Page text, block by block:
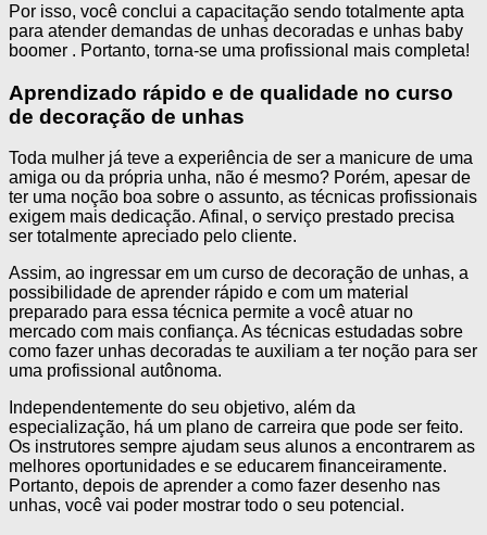
Por isso, você conclui a capacitação sendo totalmente apta
para atender demandas de unhas decoradas e unhas baby
boomer . Portanto, torna-se uma profissional mais completa!
Aprendizado rápido e de qualidade no curso
de decoração de unhas
Toda mulher já teve a experiência de ser a manicure de uma
amiga ou da própria unha, não é mesmo? Porém, apesar de
ter uma noção boa sobre o assunto, as técnicas profissionais
exigem mais dedicação. Afinal, o serviço prestado precisa
ser totalmente apreciado pelo cliente.
Assim, ao ingressar em um curso de decoração de unhas, a
possibilidade de aprender rápido e com um material
preparado para essa técnica permite a você atuar no
mercado com mais confiança. As técnicas estudadas sobre
como fazer unhas decoradas te auxiliam a ter noção para ser
uma profissional autônoma.
Independentemente do seu objetivo, além da
especialização, há um plano de carreira que pode ser feito.
Os instrutores sempre ajudam seus alunos a encontrarem as
melhores oportunidades e se educarem financeiramente.
Portanto, depois de aprender a como fazer desenho nas
unhas, você vai poder mostrar todo o seu potencial.